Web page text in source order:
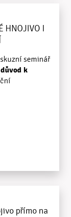
I
seminář
k
přímo na